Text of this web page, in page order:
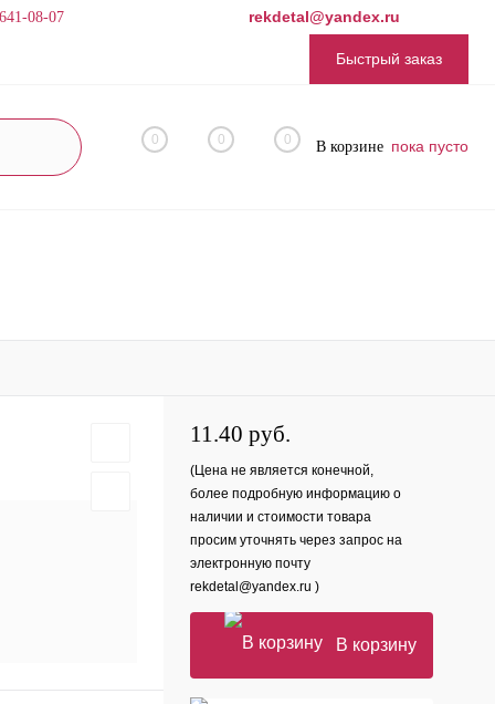
08-07 rekdetal@yandex.ru
Быстрый заказ
0 0 0 В корзине пока пусто
11.40 руб.
(Цена не является конечной,
более подробную информацию о
наличии и стоимости товара
просим уточнять через запрос на
электронную почту
rekdetal@yandex.ru )
В корзину